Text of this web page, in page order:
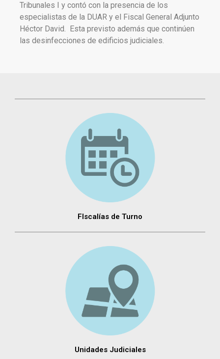
Tribunales I y contó con la presencia de los
especialistas de la DUAR y el Fiscal General Adjunto
Héctor David. Esta previsto además que continúen
las desinfecciones de edificios judiciales.
FIscalías de Turno
Unidades Judiciales